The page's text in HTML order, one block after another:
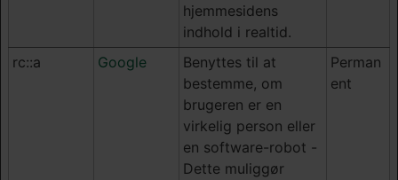
hjemmesidens
indhold i realtid.
rc::a Google
Benyttes til at
bestemme, om
brugeren er en
virkelig person eller
en software-robot -
Dette muliggør
Perman
ent